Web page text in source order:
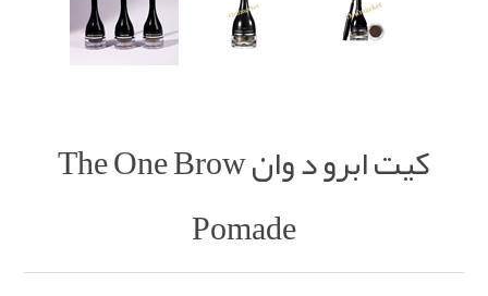
کیت ابرو د وان The One Brow
Pomade